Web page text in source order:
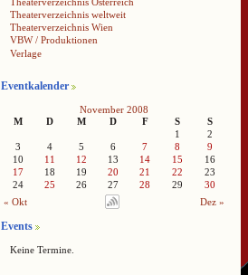
Theaterverzeichnis weltweit
Theaterverzeichnis Wien
VBW / Produktionen
Verlage
Eventkalender
November 2008
M
D M D F S
S
1
2
3
4 5 6 7 8
9
10
11 12 13 14 15
16
17
18 19 20 21 22
23
24
25 26 27 28 29
30
« Okt
Dez »
Events
Keine Termine.